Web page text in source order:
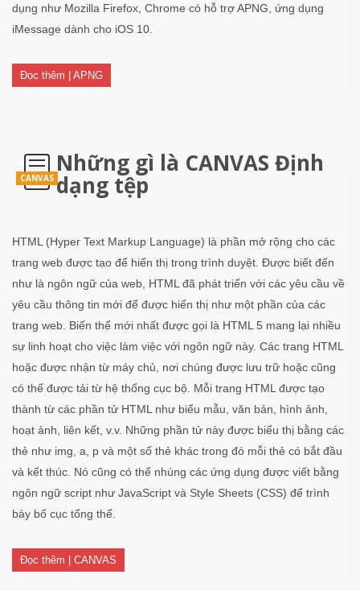
dụng như Mozilla Firefox, Chrome có hỗ trợ APNG, ứng dụng
iMessage dành cho iOS 10.
Đọc thêm | APNG
CANVAS
Những gì là CANVAS Định
dạng tệp
HTML (Hyper Text Markup Language) là phần mở rộng cho các
trang web được tạo để hiển thị trong trình duyệt. Được biết đến
như là ngôn ngữ của web, HTML đã phát triển với các yêu cầu về
yêu cầu thông tin mới để được hiển thị như một phần của các
trang web. Biến thể mới nhất được gọi là HTML 5 mang lại nhiều
sự linh hoạt cho việc làm việc với ngôn ngữ này. Các trang HTML
hoặc được nhận từ máy chủ, nơi chúng được lưu trữ hoặc cũng
có thể được tải từ hệ thống cục bộ. Mỗi trang HTML được tạo
thành từ các phần tử HTML như biểu mẫu, văn bản, hình ảnh,
hoạt ảnh, liên kết, v.v. Những phần tử này được biểu thị bằng các
thẻ như img, a, p và một số thẻ khác trong đó mỗi thẻ có bắt đầu
và kết thúc. Nó cũng có thể nhúng các ứng dụng được viết bằng
ngôn ngữ script như JavaScript và Style Sheets (CSS) để trình
bày bố cục tổng thể.
Đọc thêm | CANVAS